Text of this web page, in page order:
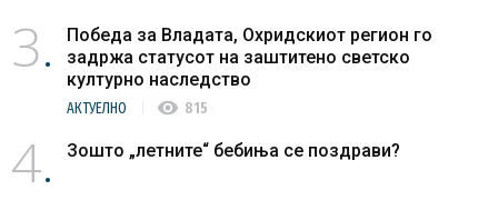
3
Победа за Владата, Охридскиот регион го
задржа статусот на заштитено светско
културно наследство
АКТУЕЛНО visibility 815
4 Зошто „летните“ бебиња се поздрави?